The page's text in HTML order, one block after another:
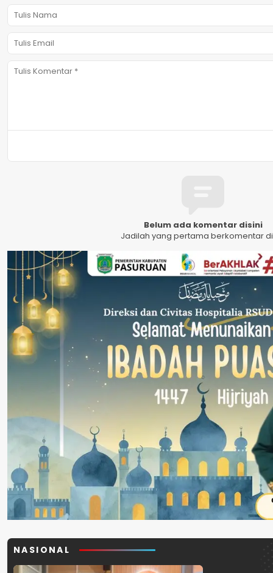
Belum ada komentar disini
Jadilah yang pertama berkomentar
NASIONAL